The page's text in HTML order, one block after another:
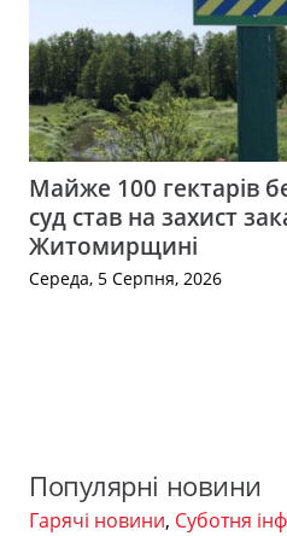
Майже 100 гектарів
суд став на захист
Житомирщині
Середа, 5 Серпня, 2026
Популярні новини
Гарячі новини, Суботня